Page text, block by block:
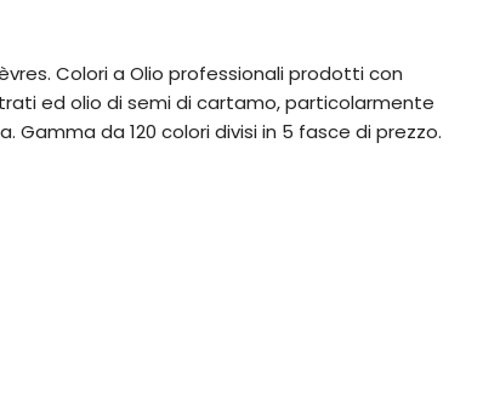
Colori a Olio professionali prodotti con
ed olio di semi di cartamo, particolarmente
Gamma da 120 colori divisi in 5 fasce di prezzo.